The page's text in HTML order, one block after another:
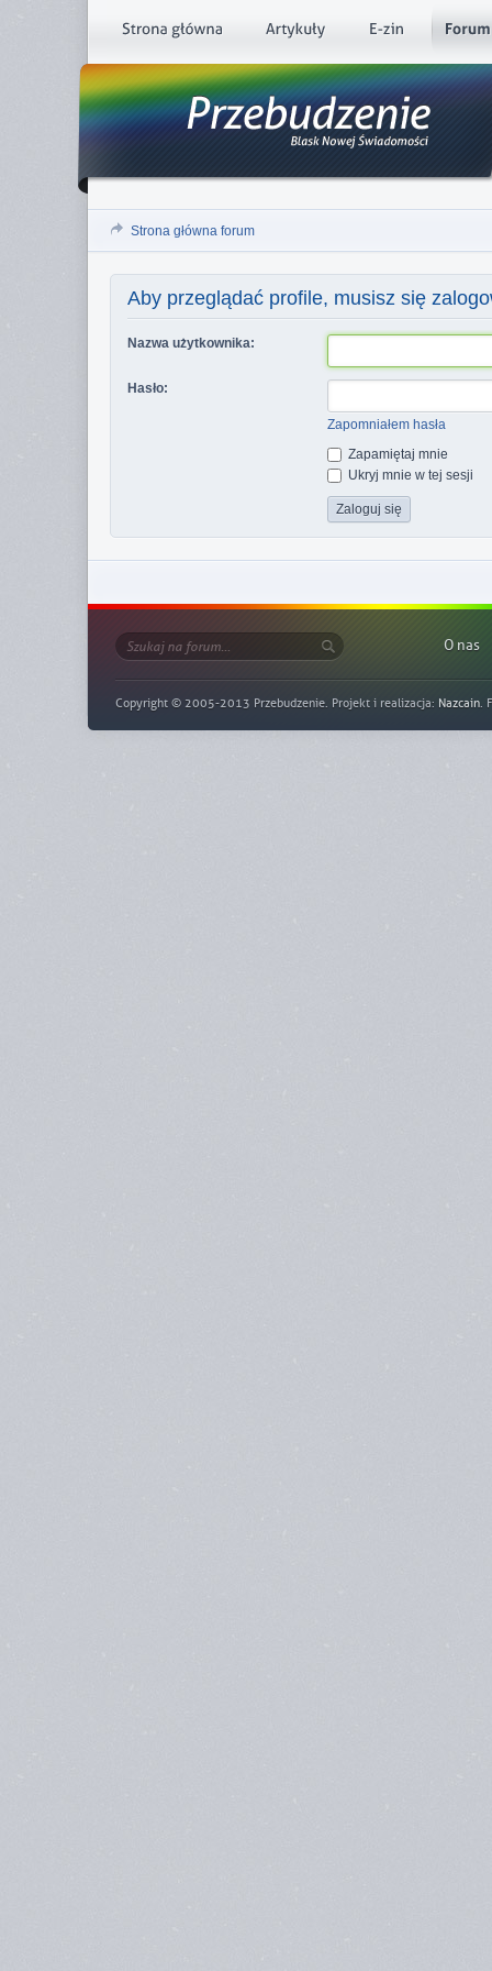
Strona główna forum
Aby przeglądać profile, musisz się
Nazwa użytkownika:
Hasło:
Zapomniałem hasła
Zapamiętaj mnie
Ukryj mnie w tej sesji
O nas
Copyright © 2005-2013 Przebudzenie. Projekt i realizacja: Nazcain.